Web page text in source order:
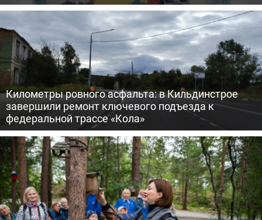
Километры ровного асфальта: в Кильдинстрое
завершили ремонт ключевого подъезда к
федеральной трассе «Кола»